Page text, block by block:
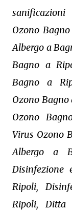
Ozono
Albergo a
Bagno a
Bagno a
Ozono
Ozono
Virus Ozono
Albergo a
Disinfezione
Ripoli,
Ripoli, Ditta